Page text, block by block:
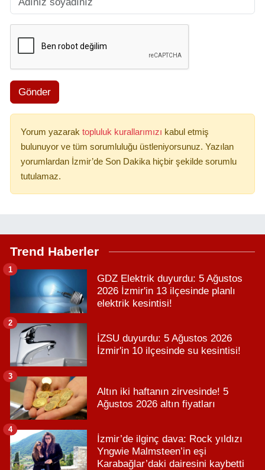
Gönder
Yorum yazarak topluluk kurallarımızı kabul etmiş
bulunuyor ve tüm sorumluluğu üstleniyorsunuz. Yazılan
yorumlardan İzmir’de Son Dakika hiçbir şekilde sorumlu
tutulamaz.
Trend Haberler
GDZ Elektrik duyurdu: 5 Ağustos
2026 İzmir'in 13 ilçesinde planlı
elektrik kesintisi!
1
İZSU duyurdu: 5 Ağustos 2026
İzmir'in 10 ilçesinde su kesintisi!
2
Altın iki haftanın zirvesinde! 5
Ağustos 2026 altın fiyatları
3
İzmir’de ilginç dava: Rock yıldızı
Yngwie Malmsteen’in eşi
Karabağlar’daki dairesini kaybetti
4